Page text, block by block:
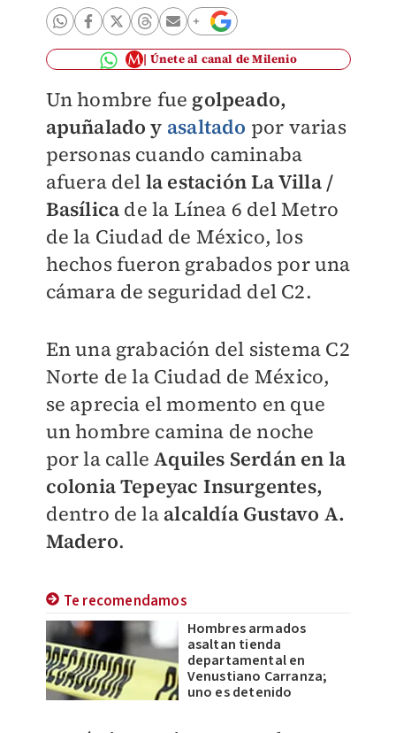
Únete al canal de Milenio
Un hombre fue golpeado,
apuñalado y asaltado por varias
personas cuando caminaba
afuera del la estación La Villa /
Basílica de la Línea 6 del Metro
de la Ciudad de México, los
hechos fueron grabados por una
cámara de seguridad del C2.
En una grabación del sistema C2
Norte de la Ciudad de México,
se aprecia el momento en que
un hombre camina de noche
por la calleAquiles Serdán en la
colonia Tepeyac Insurgentes,
dentro de la alcaldía Gustavo A.
Madero.
Te recomendamos
Hombres armados
asaltan tienda
departamental en
Venustiano Carranza;
uno es detenido